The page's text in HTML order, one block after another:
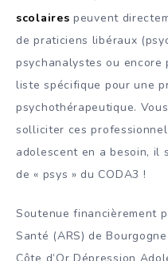
scolaires peuvent
de praticiens libéraux
psychanalystes ou
liste spécifique pour une
psychothérapeutique.
solliciter ces
adolescent en a besoin, il
de « psys » du CODA3 !
Soutenue financièrement
Santé (ARS) de